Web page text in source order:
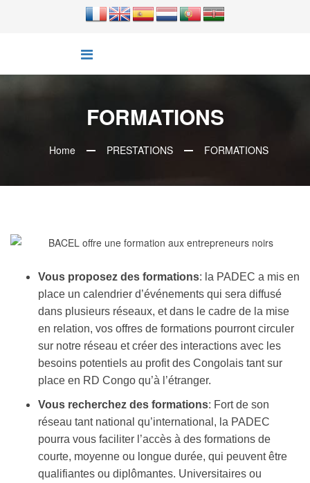
FORMATIONS
Home PRESTATIONS FORMATIONS
Vous proposez des formations: la PADEC a mis en
place un calendrier d’événements qui sera diffusé
dans plusieurs réseaux, et dans le cadre de la mise
en relation, vos offres de formations pourront circuler
sur notre réseau et créer des interactions avec les
besoins potentiels au profit des Congolais tant sur
place en RD Congo qu’à l’étranger.
Vous recherchez des formations: Fort de son
réseau tant national qu’international, la PADEC
pourra vous faciliter l’accès à des formations de
courte, moyenne ou longue durée, qui peuvent être
qualifiantes ou diplômantes. Universitaires ou